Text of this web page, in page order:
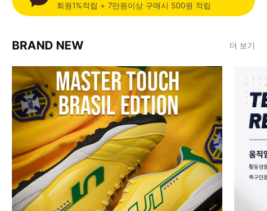
회원1%적립 + 7만원이상 구매시 500원 적립
BRAND NEW 더 보기